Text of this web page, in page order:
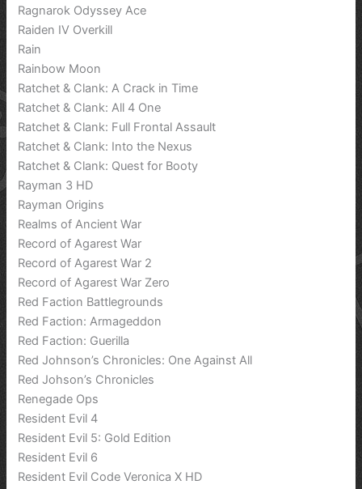
Ragnarok Odyssey Ace
Raiden IV Overkill
Rain
Rainbow Moon
Ratchet & Clank: A Crack in Time
Ratchet & Clank: All 4 One
Ratchet & Clank: Full Frontal Assault
Ratchet & Clank: Into the Nexus
Ratchet & Clank: Quest for Booty
Rayman 3 HD
Rayman Origins
Realms of Ancient War
Record of Agarest War
Record of Agarest War 2
Record of Agarest War Zero
Red Faction Battlegrounds
Red Faction: Armageddon
Red Faction: Guerilla
Red Johnson’s Chronicles: One Against All
Red Johson’s Chronicles
Renegade Ops
Resident Evil 4
Resident Evil 5: Gold Edition
Resident Evil 6
Resident Evil Code Veronica X HD